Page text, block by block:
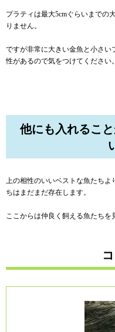
プラティは最大5cmぐらいまでの
りません。
ですが非常に大きい金魚と小さ
性があるので気をつけてください。
他にも入れるこ
上の相性のいいベストな魚たち
ちはまだまだ存在します。
ここからは仲良く飼える魚たちを